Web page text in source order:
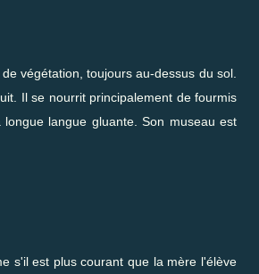
végétation, toujours au-dessus du sol.
Il se nourrit principalement de fourmis
langue gluante. Son museau est
s'il est plus courant que la mère l'élève